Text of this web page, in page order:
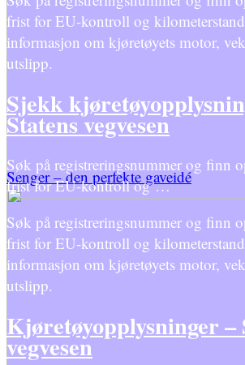
Senger – den perfekte gaveidé
frist for EU-kontroll og
informasjon om kjøretøyets motor,
utslipp.
Sjekk
Statens vegvesen
Søk på registreringsnummer og finn
frist for EU-kontroll og …
Søk på registreringsnummer og finn
frist for EU-kontroll og
informasjon om kjøretøyets motor,
utslipp.
Kjøretøyopplysninger –
vegvesen